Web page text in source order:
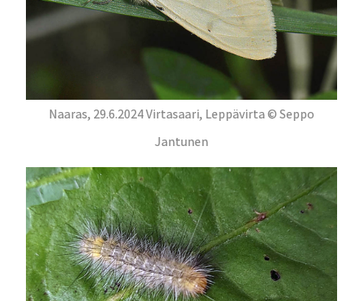
Naaras, 29.6.2024 Virtasaari, Leppävirta © Seppo
Jantunen